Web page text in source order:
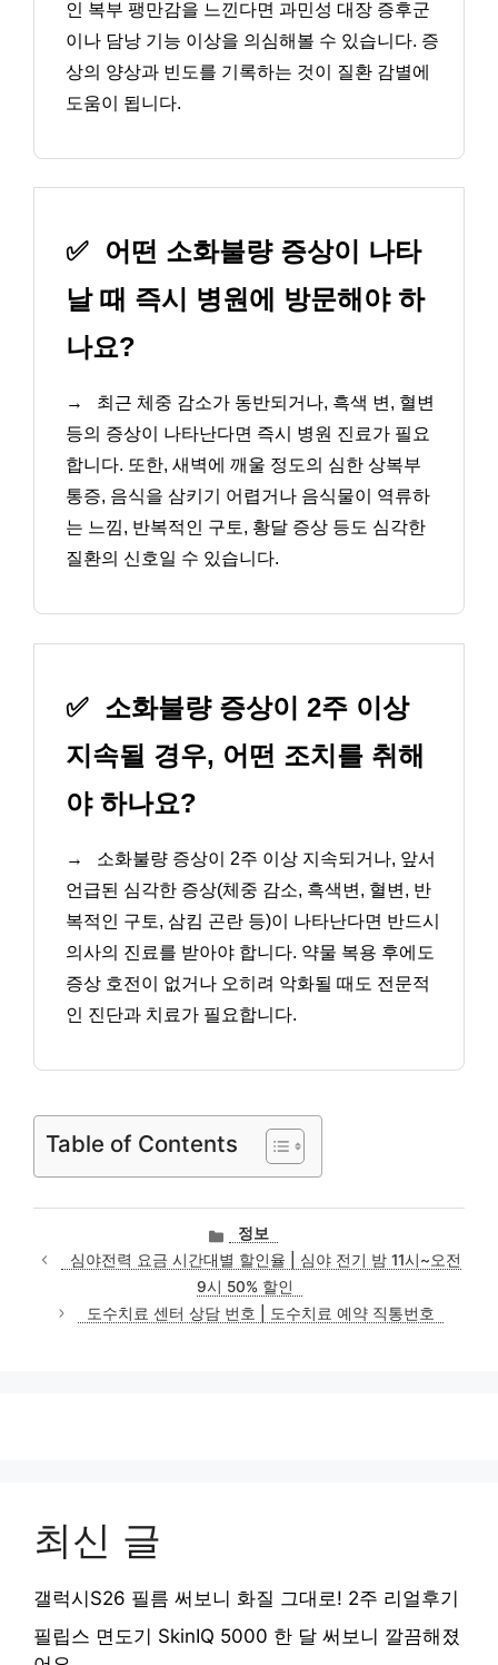
인 복부 팽만감을 느낀다면 과민성 대장 증후군
이나 담낭 기능 이상을 의심해볼 수 있습니다. 증
상의 양상과 빈도를 기록하는 것이 질환 감별에
도움이 됩니다.
✅
어떤 소화불량 증상이 나타
날 때 즉시 병원에 방문해야 하
나요?
→
최근 체중 감소가 동반되거나, 흑색 변, 혈변
등의 증상이 나타난다면 즉시 병원 진료가 필요
합니다. 또한, 새벽에 깨울 정도의 심한 상복부
통증, 음식을 삼키기 어렵거나 음식물이 역류하
는 느낌, 반복적인 구토, 황달 증상 등도 심각한
질환의 신호일 수 있습니다.
✅ 소화불량 증상이 2주 이상
지속될 경우, 어떤 조치를 취해
야 하나요?
→
소화불량 증상이 2주 이상 지속되거나, 앞서
언급된 심각한 증상(체중 감소, 흑색변, 혈변, 반
복적인 구토, 삼킴 곤란 등)이 나타난다면 반드시
의사의 진료를 받아야 합니다. 약물 복용 후에도
증상 호전이 없거나 오히려 악화될 때도 전문적
인 진단과 치료가 필요합니다.
Table of Contents
카
테
고
리
정보
심야전력 요금 시간대별 할인율 | 심야 전기 밤 11시~오전
9시 50% 할인
도수치료 센터 상담 번호 | 도수치료 예약 직통번호
최신 글
갤럭시S26 필름 써보니 화질 그대로! 2주 리얼후기
필립스 면도기 SkinIQ 5000 한 달 써보니 깔끔해졌